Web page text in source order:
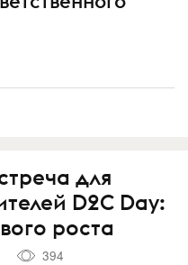
для
D2C Day:
роста
394